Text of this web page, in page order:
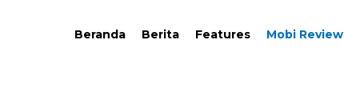
Beranda Berita Features Mobi Review